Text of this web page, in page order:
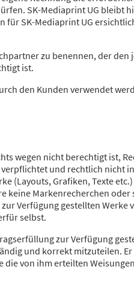
SK-Mediaprint UG bleibt
SK-Mediaprint UG
zu benennen, der
ist.
den Kunden verwendet
wegen nicht berechtigt ist,
und rechtlich nicht
(Layouts, Grafiken, Texte
keine Markenrecherchen oder
Verfügung gestellten Werke
selbst.
zur Verfügung
und korrekt mitzuteilen.
von ihm erteilten